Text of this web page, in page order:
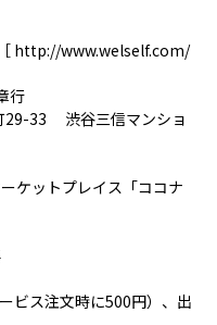
www.welself.com/
行
33 渋谷三信マンショ
ケットプレイス「ココナ
ス注文時に500円）、出